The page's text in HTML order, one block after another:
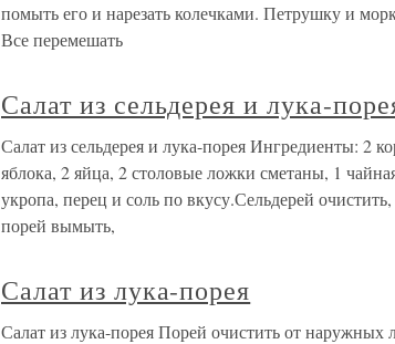
помыть его и нарезать колечками. Петрушку и
Все перемешать
Салат из сельдерея и лука-
Салат из сельдерея и лука-порея Ингредиенты: 2
яблока, 2 яйца, 2 столовые ложки сметаны, 1
укропа, перец и соль по вкусу.Сельдерей
порей вымыть,
Салат из лука-порея
Салат из лука-порея Порей очистить от наружных